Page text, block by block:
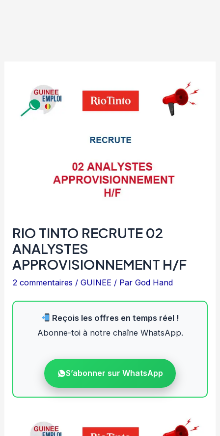
RIO TINTO RECRUTE 02
ANALYSTES
APPROVISIONNEMENT H/F
2 commentaires /GUINEE / ParGod Hand
Reçois les offres en temps réel !
Abonne-toi à notre chaîne WhatsApp.
S’abonner sur WhatsApp